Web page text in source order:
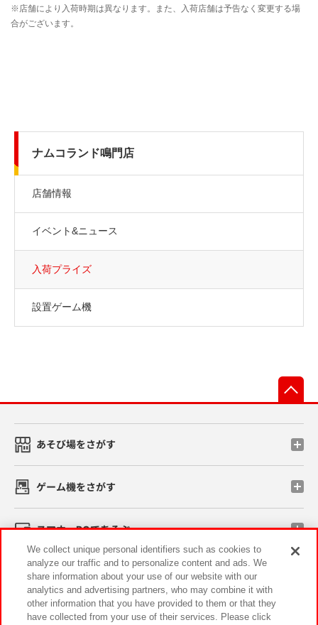
ナムコランド鳴門店
店舗情報
イベント&ニュース
入荷プライズ
設置ゲーム機
あそび場をさがす
ゲーム機をさがす
スマホ・PCであそぶ
イベント・キャンペーン
We collect unique personal identifiers such as cookies to
analyze our traffic and to personalize content and ads. We
share information about your use of our website with our
analytics and advertising partners, who may combine it with
other information that you have provided to them or that they
have collected from your use of their services. Please click